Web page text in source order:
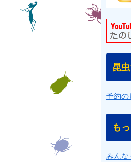
昆
予約の
も
みんな